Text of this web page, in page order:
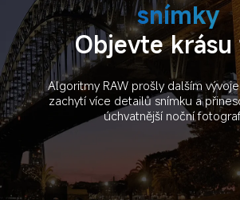
snímky
Objevte
Algoritmy RAW prošly dalším
zachytí více detailů snímku a
úchvatnější noční